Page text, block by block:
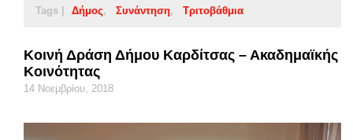
Tags | Δήμος Συνάντηση Τριτοβάθμια
Κοινή Δράση Δήμου Καρδίτσας – Ακαδημαϊκής
Κοινότητας
14 Νοεμβρίου, 2018